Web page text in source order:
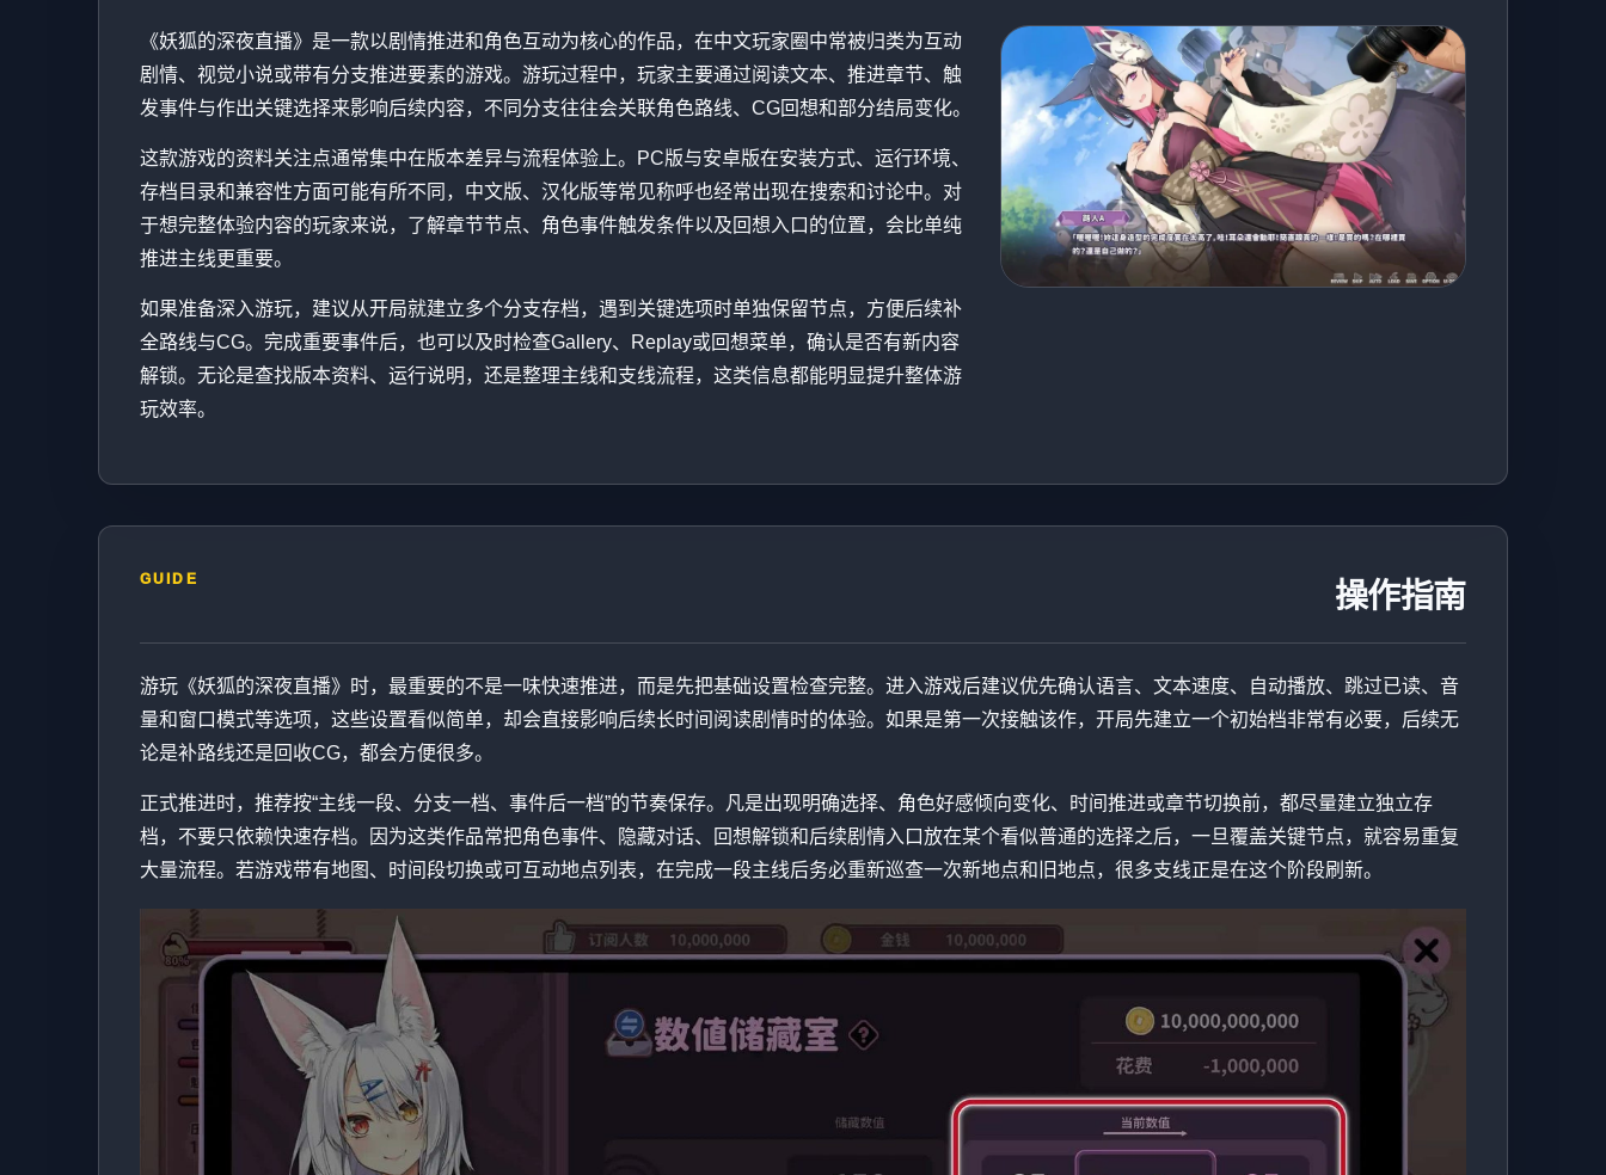
《妖狐的深夜直播》是一款以剧情推进和角色互动为核心的作品，在中文玩家圈中常被归类为互动
剧情、视觉小说或带有分支推进要素的游戏。游玩过程中，玩家主要通过阅读文本、推进章节、触
发事件与作出关键选择来影响后续内容，不同分支往往会关联角色路线、CG回想和部分结局变化。
这款游戏的资料关注点通常集中在版本差异与流程体验上。PC版与安卓版在安装方式、运行环境、
存档目录和兼容性方面可能有所不同，中文版、汉化版等常见称呼也经常出现在搜索和讨论中。对
于想完整体验内容的玩家来说，了解章节节点、角色事件触发条件以及回想入口的位置，会比单纯
推进主线更重要。
如果准备深入游玩，建议从开局就建立多个分支存档，遇到关键选项时单独保留节点，方便后续补
全路线与CG。完成重要事件后，也可以及时检查Gallery、Replay或回想菜单，确认是否有新内容
解锁。无论是查找版本资料、运行说明，还是整理主线和支线流程，这类信息都能明显提升整体游
玩效率。
GUIDE 操作指南
游玩《妖狐的深夜直播》时，最重要的不是一味快速推进，而是先把基础设置检查完整。进入游戏后建议优先确认语言、文本速度、自动播放、跳过已读、音
量和窗口模式等选项，这些设置看似简单，却会直接影响后续长时间阅读剧情时的体验。如果是第一次接触该作，开局先建立一个初始档非常有必要，后续无
论是补路线还是回收CG，都会方便很多。
正式推进时，推荐按“主线一段、分支一档、事件后一档”的节奏保存。凡是出现明确选择、角色好感倾向变化、时间推进或章节切换前，都尽量建立独立存
档，不要只依赖快速存档。因为这类作品常把角色事件、隐藏对话、回想解锁和后续剧情入口放在某个看似普通的选择之后，一旦覆盖关键节点，就容易重复
大量流程。若游戏带有地图、时间段切换或可互动地点列表，在完成一段主线后务必重新巡查一次新地点和旧地点，很多支线正是在这个阶段刷新。